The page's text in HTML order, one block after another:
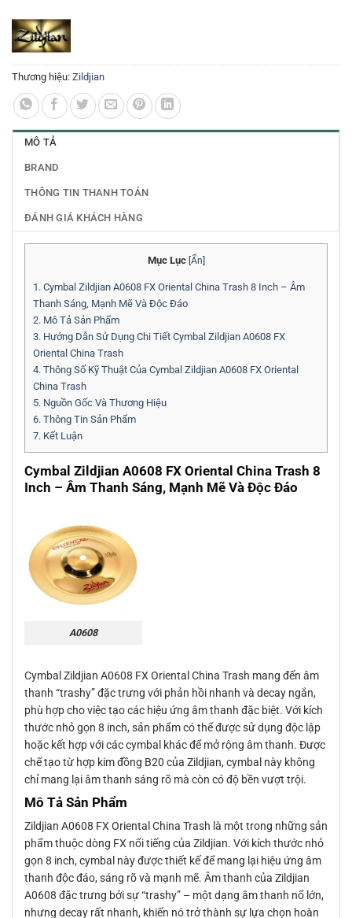
Thương hiệu: Zildjian
MÔ TẢ
BRAND
THÔNG TIN THANH TOÁN
ĐÁNH GIÁ KHÁCH HÀNG
Mục Lục Ẩn
1. Cymbal Zildjian A0608 FX Oriental China Trash 8 Inch – Âm
Thanh Sáng, Mạnh Mẽ Và Độc Đáo
2. Mô Tả Sản Phẩm
3. Hướng Dẫn Sử Dụng Chi Tiết Cymbal Zildjian A0608 FX
Oriental China Trash
4. Thông Số Kỹ Thuật Của Cymbal Zildjian A0608 FX Oriental
China Trash
5. Nguồn Gốc Và Thương Hiệu
6. Thông Tin Sản Phẩm
7. Kết Luận
Cymbal Zildjian A0608 FX Oriental China Trash 8
Inch – Âm Thanh Sáng, Mạnh Mẽ Và Độc Đáo
A0608
Cymbal Zildjian A0608 FX Oriental China Trash mang đến âm
thanh “trashy” đặc trưng với phản hồi nhanh và decay ngắn,
phù hợp cho việc tạo các hiệu ứng âm thanh đặc biệt. Với kích
thước nhỏ gọn 8 inch, sản phẩm có thể được sử dụng độc lập
hoặc kết hợp với các cymbal khác để mở rộng âm thanh. Được
chế tạo từ hợp kim đồng B20 của Zildjian, cymbal này không
chỉ mang lại âm thanh sáng rõ mà còn có độ bền vượt trội.
Mô Tả Sản Phẩm
Zildjian A0608 FX Oriental China Trash là một trong những sản
phẩm thuộc dòng FX nổi tiếng của Zildjian. Với kích thước nhỏ
gọn 8 inch, cymbal này được thiết kế để mang lại hiệu ứng âm
thanh độc đáo, sáng rõ và mạnh mẽ. Âm thanh của Zildjian
A0608 đặc trưng bởi sự “trashy” – một dạng âm thanh nổ lớn,
nhưng decay rất nhanh, khiến nó trở thành sự lựa chọn hoàn